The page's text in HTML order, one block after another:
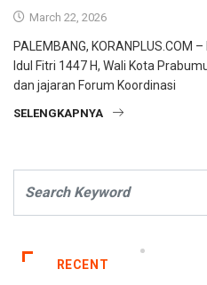
March 22, 2026
PALEMBANG, KORANPLUS.COM
Idul Fitri 1447 H, Wali Kota
dan jajaran Forum Koordinasi
SELENGKAPNYA
RECENT